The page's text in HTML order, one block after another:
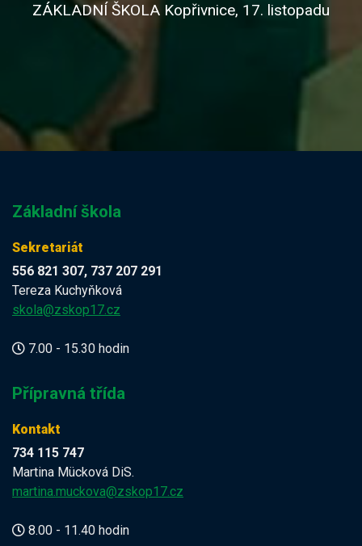
ZÁKLADNÍ ŠKOLA Kopřivnice, 17. listopadu
Základní škola
Sekretariát
556 821 307, 737 207 291
Tereza Kuchyňková
skola@zskop17.cz
7.00 - 15.30 hodin
Přípravná třída
Kontakt
734 115 747
Martina Mücková DiS.
martina.muckova@zskop17.cz
8.00 - 11.40 hodin